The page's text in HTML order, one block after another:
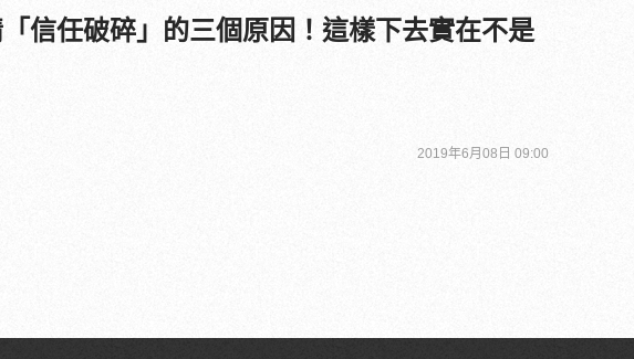
信任破碎」的三個原因！這樣下去實在不是
2019年6月08日 09:00